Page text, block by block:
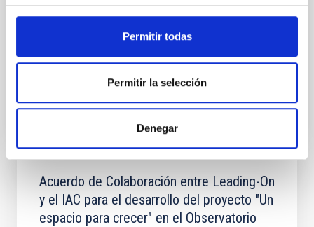
Permitir todas
Permitir la selección
Denegar
decida de mutuo acuerdo, su demolición, retirada y
Acuerdo de Colaboración entre Leading-On
y el IAC para el desarrollo del proyecto "Un
espacio para crecer" en el Observatorio